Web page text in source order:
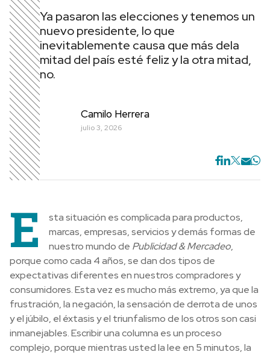
Ya pasaron las elecciones y tenemos un
nuevo presidente, lo que
inevitablemente causa que más dela
mitad del país esté feliz y la otra mitad,
no.
Camilo Herrera
julio 3, 2026
E
sta situación es complicada para productos,
marcas, empresas, servicios y demás formas de
nuestro mundo de Publicidad & Mercadeo,
porque como cada 4 años, se dan dos tipos de
expectativas diferentes en nuestros compradores y
consumidores. Esta vez es mucho más extremo, ya que la
frustración, la negación, la sensación de derrota de unos
y el júbilo, el éxtasis y el triunfalismo de los otros son casi
inmanejables. Escribir una columna es un proceso
complejo, porque mientras usted la lee en 5 minutos, la